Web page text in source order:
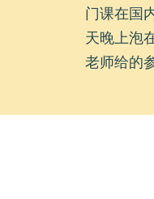
门课在国
天晚上泡
老师给的